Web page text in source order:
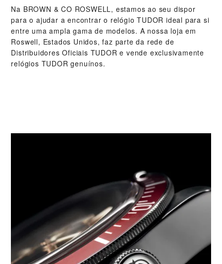
Na ‭BROWN & CO ROSWELL‬, estamos ao seu dispor
para o ajudar a encontrar o relógio TUDOR ideal para si
entre uma ampla gama de modelos. A nossa loja em
Roswell, Estados Unidos, faz parte da rede de
Distribuidores Oficiais TUDOR e vende exclusivamente
relógios TUDOR genuínos.